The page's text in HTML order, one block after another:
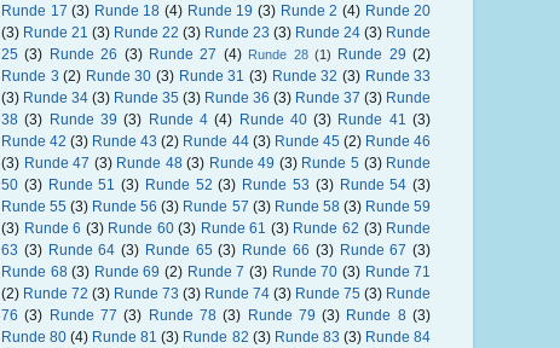
Runde 17 (3) Runde 18 (4) Runde 19 (3) Runde 2 (4) Runde 20
(3) Runde 21 (3) Runde 22 (3) Runde 23 (3) Runde 24 (3) Runde
25 (3) Runde 26 (3) Runde 27 (4) Runde 28 (1) Runde 29 (2)
Runde 3 (2) Runde 30 (3) Runde 31 (3) Runde 32 (3) Runde 33
(3) Runde 34 (3) Runde 35 (3) Runde 36 (3) Runde 37 (3) Runde
38 (3) Runde 39 (3) Runde 4 (4) Runde 40 (3) Runde 41 (3)
Runde 42 (3) Runde 43 (2) Runde 44 (3) Runde 45 (2) Runde 46
(3) Runde 47 (3) Runde 48 (3) Runde 49 (3) Runde 5 (3) Runde
50 (3) Runde 51 (3) Runde 52 (3) Runde 53 (3) Runde 54 (3)
Runde 55 (3) Runde 56 (3) Runde 57 (3) Runde 58 (3) Runde 59
(3) Runde 6 (3) Runde 60 (3) Runde 61 (3) Runde 62 (3) Runde
63 (3) Runde 64 (3) Runde 65 (3) Runde 66 (3) Runde 67 (3)
Runde 68 (3) Runde 69 (2) Runde 7 (3) Runde 70 (3) Runde 71
(2) Runde 72 (3) Runde 73 (3) Runde 74 (3) Runde 75 (3) Runde
76 (3) Runde 77 (3) Runde 78 (3) Runde 79 (3) Runde 8 (3)
Runde 80 (4) Runde 81 (3) Runde 82 (3) Runde 83 (3) Runde 84